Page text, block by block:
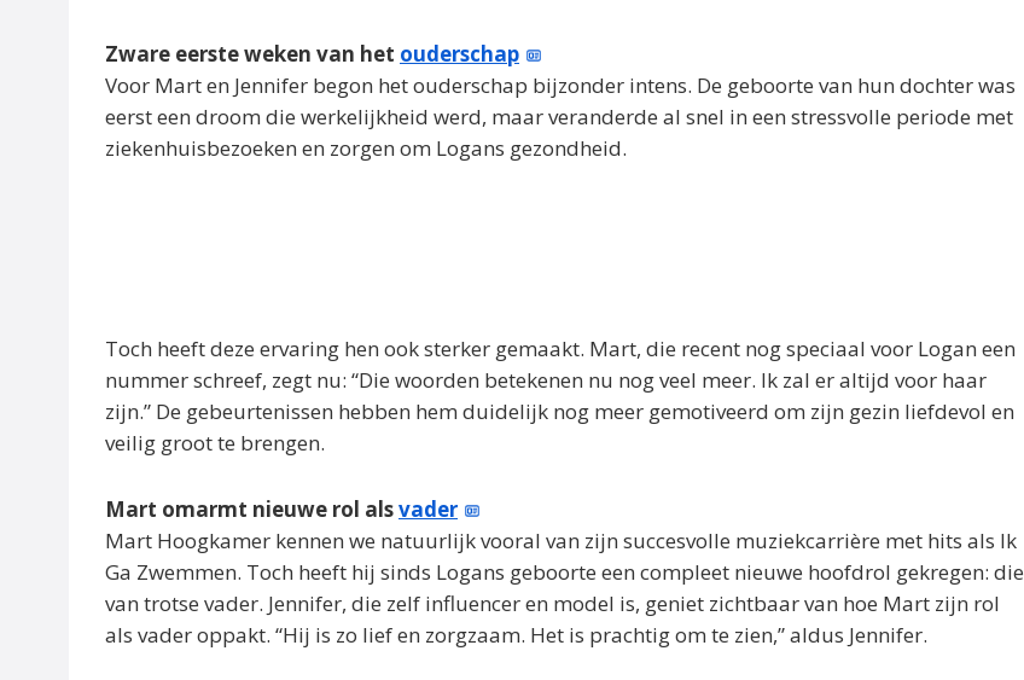
Zware eerste weken van het ouderschap
Voor Mart en Jennifer begon het ouderschap bijzonder intens. De geboorte van hun dochter was
eerst een droom die werkelijkheid werd, maar veranderde al snel in een stressvolle periode met
ziekenhuisbezoeken en zorgen om Logans gezondheid.
Toch heeft deze ervaring hen ook sterker gemaakt. Mart, die recent nog speciaal voor Logan een
nummer schreef, zegt nu: “Die woorden betekenen nu nog veel meer. Ik zal er altijd voor haar
zijn.” De gebeurtenissen hebben hem duidelijk nog meer gemotiveerd om zijn gezin liefdevol en
veilig groot te brengen.
Mart omarmt nieuwe rol alsvader
Mart Hoogkamer kennen we natuurlijk vooral van zijn succesvolle muziekcarrière met hits als Ik
Ga Zwemmen. Toch heeft hij sinds Logans geboorte een compleet nieuwe hoofdrol gekregen: die
van trotse vader. Jennifer, die zelf influencer en model is, geniet zichtbaar van hoe Mart zijn rol
als vader oppakt. “Hij is zo lief en zorgzaam. Het is prachtig om te zien,” aldus Jennifer.